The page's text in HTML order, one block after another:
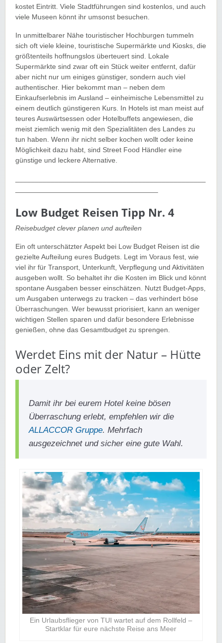
kostet Eintritt. Viele Stadtführungen sind kostenlos, und auch
viele Museen könnt ihr umsonst besuchen.
In unmittelbarer Nähe touristischer Hochburgen tummeln
sich oft viele kleine, touristische Supermärkte und Kiosks, die
größtenteils hoffnungslos überteuert sind. Lokale
Supermärkte sind zwar oft ein Stück weiter entfernt, dafür
aber nicht nur um einiges günstiger, sondern auch viel
authentischer. Hier bekommt man – neben dem
Einkaufserlebnis im Ausland – einheimische Lebensmittel zu
einem deutlich günstigeren Kurs. In Hotels ist man meist auf
teures Auswärtsessen oder Hotelbuffets angewiesen, die
meist ziemlich wenig mit den Spezialitäten des Landes zu
tun haben. Wenn ihr nicht selber kochen wollt oder keine
Möglichkeit dazu habt, sind Street Food Händler eine
günstige und leckere Alternative.
Low Budget Reisen Tipp Nr. 4
Reisebudget clever planen und aufteilen
Ein oft unterschätzter Aspekt bei Low Budget Reisen ist die
gezielte Aufteilung eures Budgets. Legt im Voraus fest, wie
viel ihr für Transport, Unterkunft, Verpflegung und Aktivitäten
ausgeben wollt. So behaltet ihr die Kosten im Blick und könnt
spontane Ausgaben besser einschätzen. Nutzt Budget-Apps,
um Ausgaben unterwegs zu tracken – das verhindert böse
Überraschungen. Wer bewusst priorisiert, kann an weniger
wichtigen Stellen sparen und dafür besondere Erlebnisse
genießen, ohne das Gesamtbudget zu sprengen.
Werdet Eins mit der Natur – Hütte
oder Zelt?
Damit ihr bei eurem Hotel keine bösen
Überraschung erlebt, empfehlen wir die
ALLACCOR Gruppe. Mehrfach
ausgezeichnet und sicher eine gute Wahl.
Ein Urlaubsflieger von TUI wartet auf dem Rollfeld –
Startklar für eure nächste Reise ans Meer